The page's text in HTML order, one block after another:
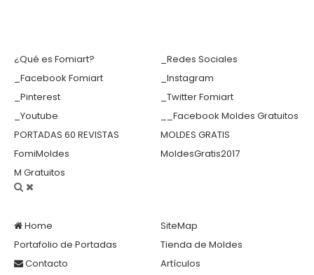
¿Qué es Fomiart?
_Redes Sociales
_Facebook Fomiart
_Instagram
_Pinterest
_Twitter Fomiart
_Youtube
__Facebook Moldes Gratuitos
PORTADAS 60 REVISTAS
MOLDES GRATIS
FomiMoldes
MoldesGratis2017
M Gratuitos
Home
SiteMap
Portafolio de Portadas
Tienda de Moldes
Contacto
Artículos